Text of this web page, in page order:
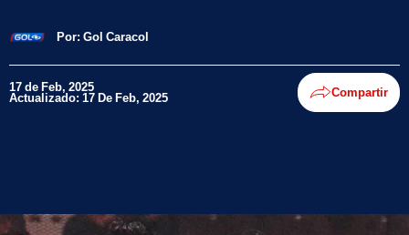
Por: Gol Caracol
17 de Feb, 2025
Actualizado: 17 De Feb, 2025 Compartir